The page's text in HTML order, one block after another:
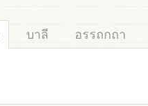
บาลี อรรถกถา